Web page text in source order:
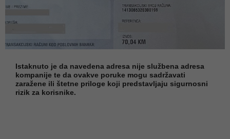
Istaknuto je da navedena adresa nije službena adresa
kompanije te da ovakve poruke mogu sadržavati
zaražene ili štetne priloge koji predstavljaju sigurnosni
rizik za korisnike.